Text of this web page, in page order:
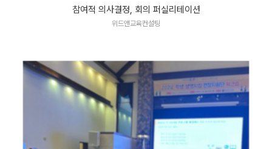
참여적 의사결정, 회의 퍼실리테이션
위드앤교육컨설팅